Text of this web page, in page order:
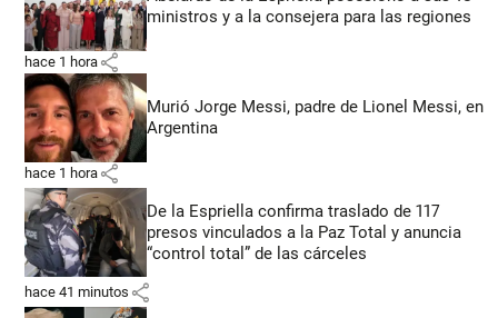
ministros y a la consejera para las regiones
hace 1 hora share
Murió Jorge Messi, padre de Lionel Messi, en
Argentina
hace 1 hora share
De la Espriella confirma traslado de 117
presos vinculados a la Paz Total y anuncia
“control total” de las cárceles
hace 41 minutos share